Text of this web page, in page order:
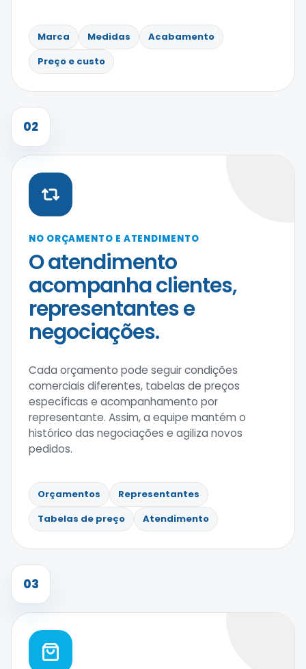
Marca Medidas
Acabamento
Preço e custo
02
NO ORÇAMENTO E ATENDIMENTO
O atendimento
acompanha clientes,
representantes e
negociações.
Cada orçamento pode seguir condições
comerciais diferentes, tabelas de preços
específicas e acompanhamento por
representante. Assim, a equipe mantém o
histórico das negociações e agiliza novos
pedidos.
Orçamentos
Representantes
Tabelas de preço
Atendimento
03